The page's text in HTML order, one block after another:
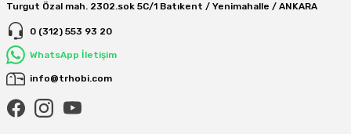
Turgut Özal mah. 2302.sok 5C/1 Batıkent / Yenimahalle / ANKARA
0 (312) 553 93 20
WhatsApp İletişim
info@trhobi.com